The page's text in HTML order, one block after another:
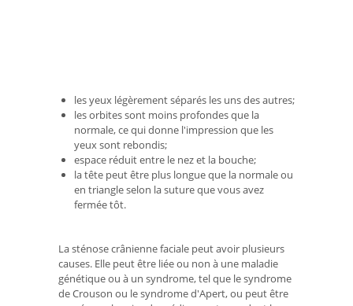
les yeux légèrement séparés les uns des autres;
les orbites sont moins profondes que la
normale, ce qui donne l'impression que les
yeux sont rebondis;
espace réduit entre le nez et la bouche;
la tête peut être plus longue que la normale ou
en triangle selon la suture que vous avez
fermée tôt.
La sténose crânienne faciale peut avoir plusieurs
causes. Elle peut être liée ou non à une maladie
génétique ou à un syndrome, tel que le syndrome
de Crouson ou le syndrome d'Apert, ou peut être